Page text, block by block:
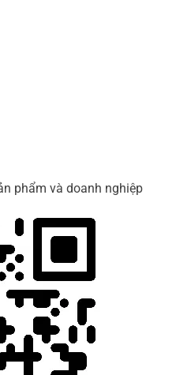
phẩm và doanh nghiệp